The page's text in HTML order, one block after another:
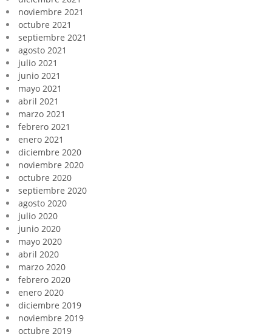
noviembre 2021
octubre 2021
septiembre 2021
agosto 2021
julio 2021
junio 2021
mayo 2021
abril 2021
marzo 2021
febrero 2021
enero 2021
diciembre 2020
noviembre 2020
octubre 2020
septiembre 2020
agosto 2020
julio 2020
junio 2020
mayo 2020
abril 2020
marzo 2020
febrero 2020
enero 2020
diciembre 2019
noviembre 2019
octubre 2019